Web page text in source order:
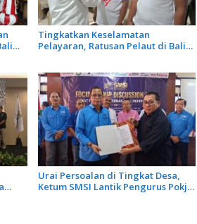
Tingkatkan Keselamatan
Pelayaran, Ratusan Pelaut di Bali
Urai Persoalan di Tingkat Desa,
Ketum SMSI Lantik Pengurus Pokja